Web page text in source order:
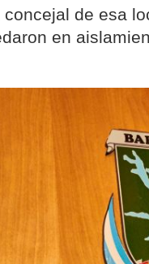
de esa
en